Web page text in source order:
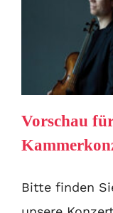
Vorschau
Bitte finden